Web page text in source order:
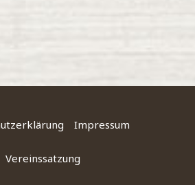
Impressum
Vereinssatzung